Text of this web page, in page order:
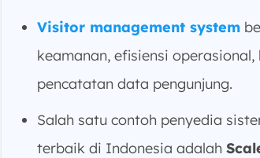
Visitor management system
keamanan, efisiensi
pencatatan data pengunjung.
Salah satu contoh penyedia
terbaik di Indonesia adalah